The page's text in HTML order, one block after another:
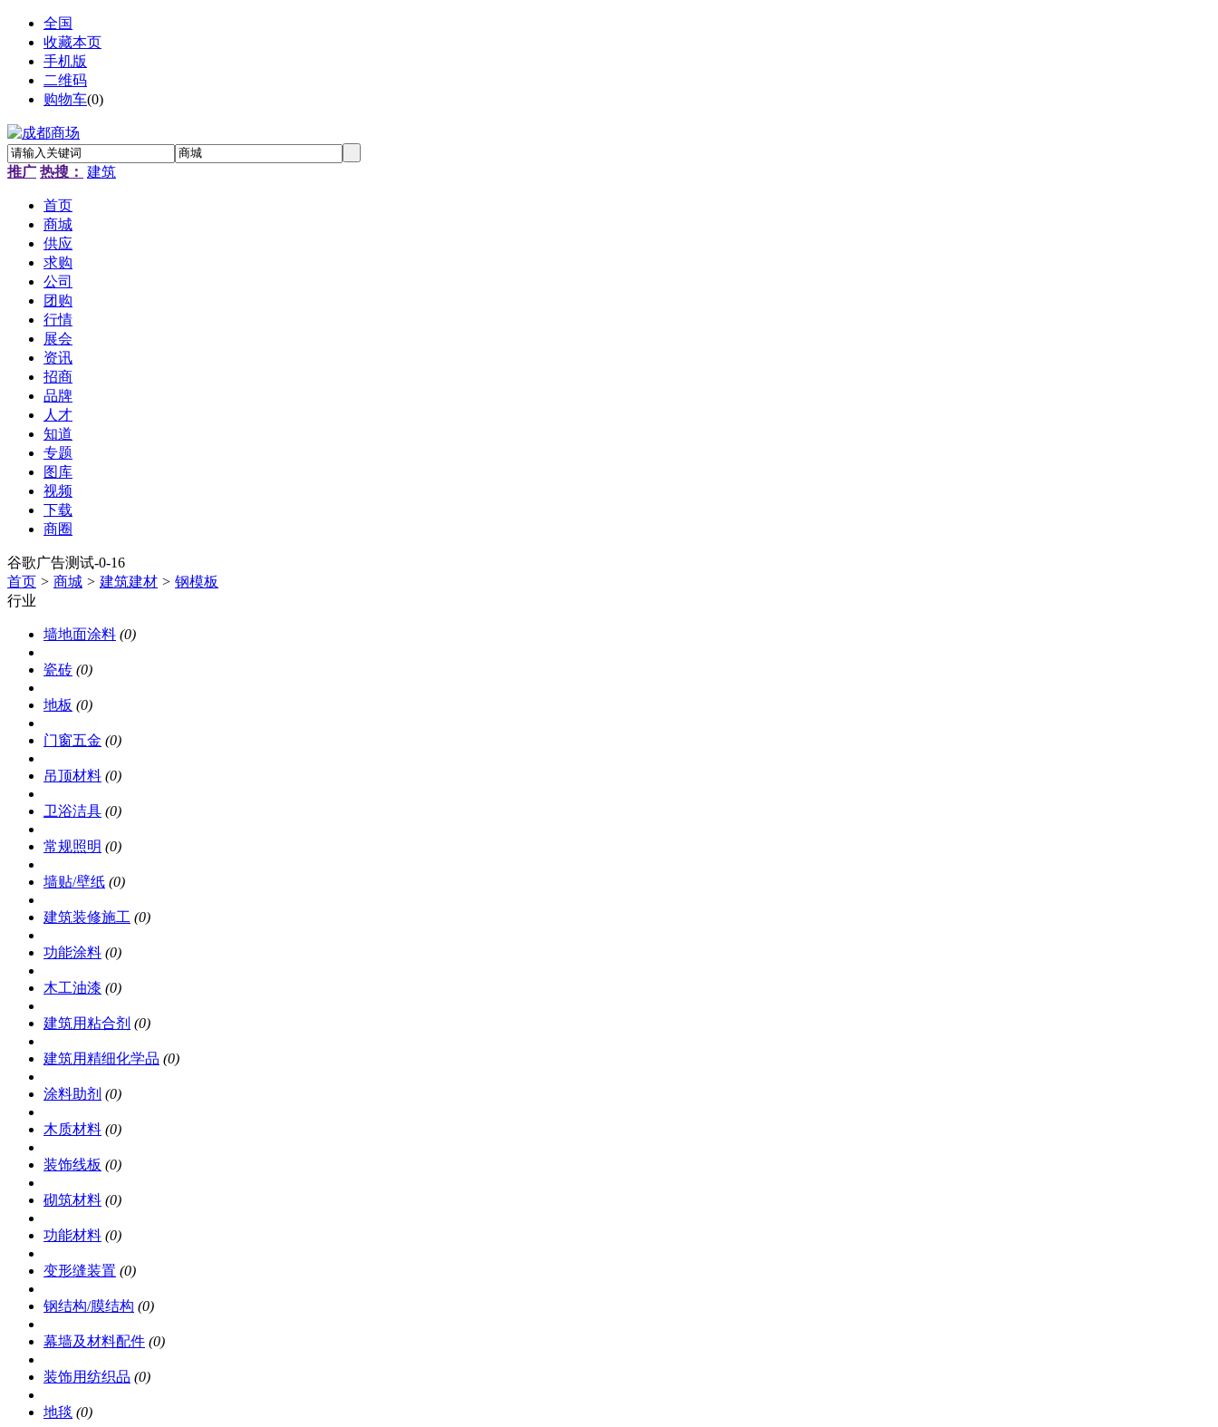
全国
收藏本页
手机版
二维码
购物车(0)
推广 热搜： 建筑
首页
商城
供应
求购
公司
团购
行情
展会
资讯
招商
品牌
人才
知道
专题
图库
视频
下载
商圈
谷歌广告测试-0-16
首页 > 商城 > 建筑建材 > 钢模板
行业
墙地面涂料 (0)
瓷砖 (0)
地板 (0)
门窗五金 (0)
吊顶材料 (0)
卫浴洁具 (0)
常规照明 (0)
墙贴/壁纸 (0)
建筑装修施工 (0)
功能涂料 (0)
木工油漆 (0)
建筑用粘合剂 (0)
建筑用精细化学品 (0)
涂料助剂 (0)
木质材料 (0)
装饰线板 (0)
砌筑材料 (0)
功能材料 (0)
变形缝装置 (0)
钢结构/膜结构 (0)
幕墙及材料配件 (0)
装饰用纺织品 (0)
地毯 (0)